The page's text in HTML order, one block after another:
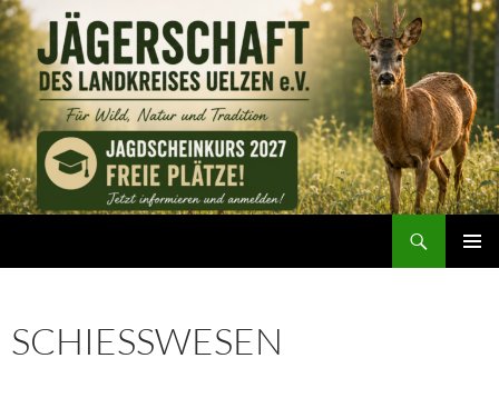
Zum
Inhalt
springen
SCHIESSWESEN